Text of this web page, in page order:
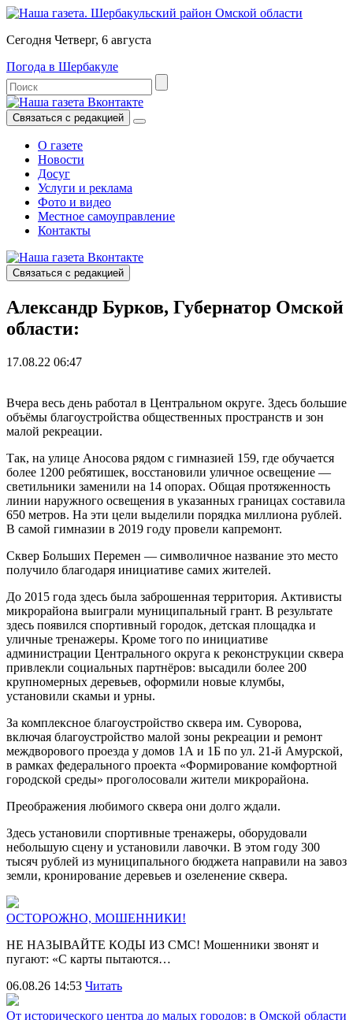
Сегодня Четверг, 6 августа
Погода в Шербакуле
Связаться с редакцией
О газете
Новости
Досуг
Услуги и реклама
Фото и видео
Местное самоуправление
Контакты
Связаться с редакцией
Александр Бурков, Губернатор Омской
области:
17.08.22 06:47
Вчера весь день работал в Центральном округе. Здесь большие
объёмы благоустройства общественных пространств и зон
малой рекреации.
Так, на улице Аносова рядом с гимназией 159, где обучается
более 1200 ребятишек, восстановили уличное освещение —
светильники заменили на 14 опорах. Общая протяженность
линии наружного освещения в указанных границах составила
650 метров. На эти цели выделили порядка миллиона рублей.
В самой гимназии в 2019 году провели капремонт.
Сквер Больших Перемен — символичное название это место
получило благодаря инициативе самих жителей.
До 2015 года здесь была заброшенная территория. Активисты
микрорайона выиграли муниципальный грант. В результате
здесь появился спортивный городок, детская площадка и
уличные тренажеры. Кроме того по инициативе
администрации Центрального округа к реконструкции сквера
привлекли социальных партнёров: высадили более 200
крупномерных деревьев, оформили новые клумбы,
установили скамьи и урны.
За комплексное благоустройство сквера им. Суворова,
включая благоустройство малой зоны рекреации и ремонт
междворового проезда у домов 1А и 1Б по ул. 21-й Амурской,
в рамках федерального проекта «Формирование комфортной
городской среды» проголосовали жители микрорайона.
Преображения любимого сквера они долго ждали.
Здесь установили спортивные тренажеры, оборудовали
небольшую сцену и установили лавочки. В этом году 300
тысяч рублей из муниципального бюджета направили на завоз
земли, кронирование деревьев и озеленение сквера.
ОСТОРОЖНО, МОШЕННИКИ!
НЕ НАЗЫВАЙТЕ КОДЫ ИЗ СМС! Мошенники звонят и
пугают: «С карты пытаются…
06.08.26 14:53 Читать
От исторического центра до малых городов: в Омской области